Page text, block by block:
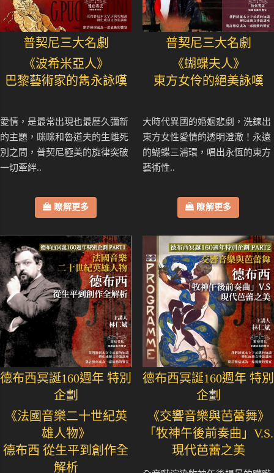
普契尼三大名劇
《波希米亞人》
巴黎藝術家的雋永詠嘆
愛情，是最常出現也最歷久彌新
的主題，咪咪和魯道夫的生離死
別之間，普契尼極美的旋律突破
一切牽絆..
瞭解更多
普契尼三大名劇
《蝴蝶夫人》
東方女伶的絕美詠嘆
大時代異國的婚姻悲劇，洗鍊出
東方女性愛情的透明澄澈！永遠
的蝴蝶三浦環，唱出永恆的東方
藝術性..
瞭解更多
德布西冥誕160週年 特別
企劃
《法國音樂二十世紀英
雄人物》
德布西 從生平到創作全
解析
德布西冥誕160週年 特別
企劃
《交響音樂與芭蕾舞》
「牧神午後前奏曲」V.S.
現代芭蕾之美